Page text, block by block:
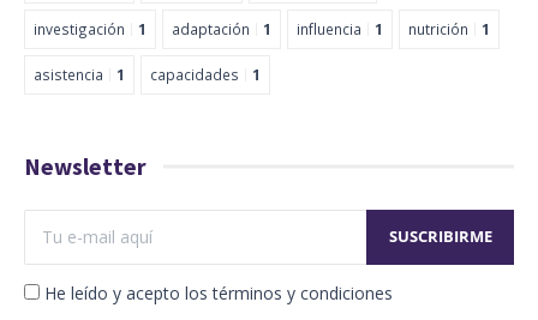
investigación 1 adaptación 1 influencia 1 nutrición 1
asistencia 1 capacidades 1
Newsletter
He leído y acepto los términos y condiciones